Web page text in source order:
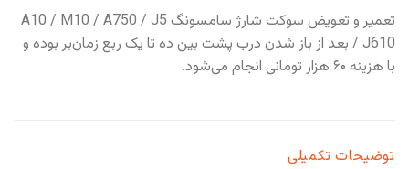
تعمیر و تعویض سوکت شارژ سامسونگ A10 / M10 / A750 / J5
/ J610 بعد از باز شدن درب پشت بین ده تا یک ربع زمان‌بر بوده و
با هزینه ۶۰ هزار تومانی انجام می‌شود.
توضیحات تکمیلی